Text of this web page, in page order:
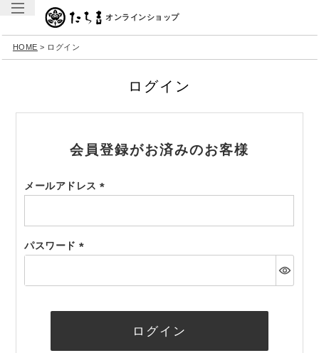
オンラインショップ
HOME ログイン
ログイン
会員登録がお済みのお客様
メールアドレス
須)
パスワード
須)
ログイン